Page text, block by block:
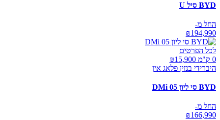
BYD סיל U
החל מ-
₪194,990
לכל הפרטים
0 ק"מ ₪
15,900
היברידי בנזין פלאג אין
BYD סי ליון 05 DMi
החל מ-
₪166,990